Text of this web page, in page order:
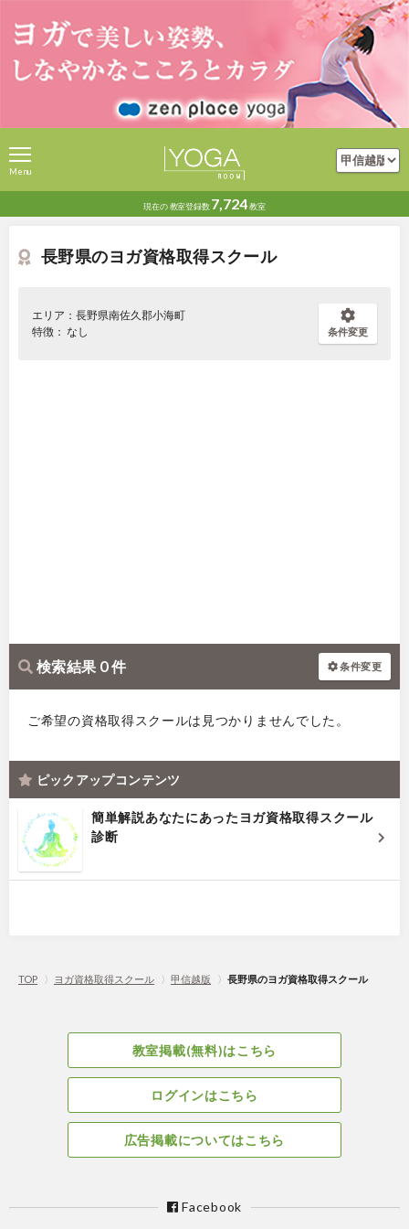
現在の教室登録数 7,724教室
Menu
長野県のヨガ資格取得スクール
エリア：長野県南佐久郡小海町
特徴： なし
条件変更
検索結果 0 件 条件変更
ご希望の資格取得スクールは見つかりませんでした。
ピックアップコンテンツ
簡単解説あなたにあったヨガ資格取得スクール
診断
TOP 〉 ヨガ資格取得スクール 〉 甲信越版 〉 長野県のヨガ資格取得スクール
教室掲載(無料)はこちら
ログインはこちら
広告掲載についてはこちら
Facebook